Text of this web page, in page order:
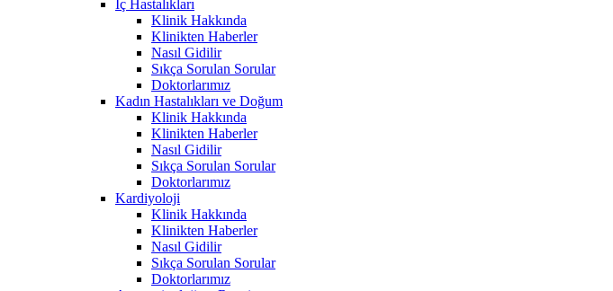
İç Hastalıkları
Klinik Hakkında
Klinikten Haberler
Nasıl Gidilir
Sıkça Sorulan Sorular
Doktorlarımız
Kadın Hastalıkları ve Doğum
Klinik Hakkında
Klinikten Haberler
Nasıl Gidilir
Sıkça Sorulan Sorular
Doktorlarımız
Kardiyoloji
Klinik Hakkında
Klinikten Haberler
Nasıl Gidilir
Sıkça Sorulan Sorular
Doktorlarımız